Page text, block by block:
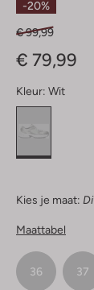
-20%
€ 99,99
€ 79,99
Kleur: Wit
Kies je maat:
Maattabel
36 37